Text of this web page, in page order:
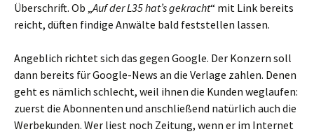
Überschrift. Ob „Auf der L35 hat’s gekracht“ mit Link bereits
reicht, düften findige Anwälte bald feststellen lassen.
Angeblich richtet sich das gegen Google. Der Konzern soll
dann bereits für Google-News an die Verlage zahlen. Denen
geht es nämlich schlecht, weil ihnen die Kunden weglaufen:
zuerst die Abonnenten und anschließend natürlich auch die
Werbekunden. Wer liest noch Zeitung, wenn er im Internet